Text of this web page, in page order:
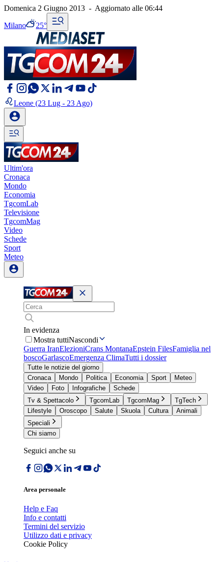
Domenica 2 Giugno 2013 - Aggiornato alle 06:44
Milano 25°
Leone (23 Lug - 23 Ago)
Ultim'ora
Cronaca
Mondo
Economia
TgcomLab
Televisione
TgcomMag
Video
Schede
Sport
Meteo
In evidenza
Mostra tuttiNascondi
Guerra IranElezioniCrans MontanaEpstein FilesFamiglia nel
boscoGarlascoEmergenza ClimaTutti i dossier
Tutte le notizie del giorno
Cronaca
Mondo Politica Economia Sport
Meteo
Video
Foto Infografiche
Schede
Tv & Spettacolo
TgcomLab TgcomMag
TgTech
Lifestyle
Oroscopo Salute Skuola Cultura
Animali
Speciali
Chi siamo
Seguici anche su
Area personale
Help e Faq
Info e contatti
Termini del servizio
Utilizzo dati e privacy
Cookie Policy